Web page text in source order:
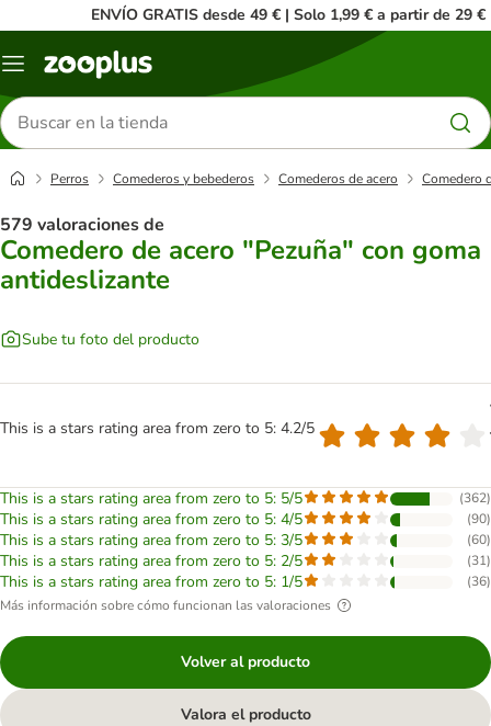
ENVÍO GRATIS desde 49 € | Solo 1,99 € a partir de 29 €
Menú
Buscar
productos
Perros Comederos y bebederos Comederos de acero Comedero
579 valoraciones de
Comedero de acero "Pezuña" con goma
antideslizante
Sube tu foto del producto
This is a stars rating area from zero to 5: 4.2/5
This is a stars rating area from zero to 5: 5/5 (362)
This is a stars rating area from zero to 5: 4/5 (90)
This is a stars rating area from zero to 5: 3/5 (60)
This is a stars rating area from zero to 5: 2/5 (31)
This is a stars rating area from zero to 5: 1/5 (36)
Más información sobre cómo funcionan las valoraciones
Volver al producto
Valora el producto